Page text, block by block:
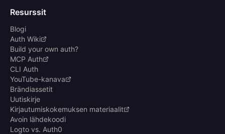
Resurssit
Blogi
Auth Wiki
Build your own auth?
MCP Auth
CLI Auth
YouTube-kanava
Brändiassetit
Uutiskirje
Kirjautumiskokemuksen materiaalit
Avoin lähdekoodi
Logto vs. Auth0